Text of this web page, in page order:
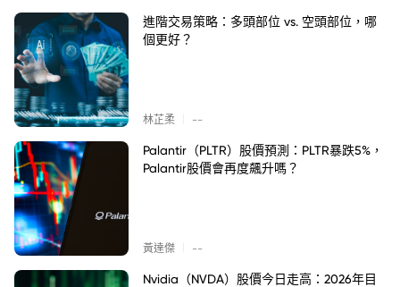
進階交易策略：多頭部位 vs. 空頭部位，哪
個更好？
林芷柔 --
Palantir（PLTR）股價預測：PLTR暴跌5%，
Palantir股價會再度飆升嗎？
黃達傑 --
Nvidia（NVDA）股價今日走高：2026年目